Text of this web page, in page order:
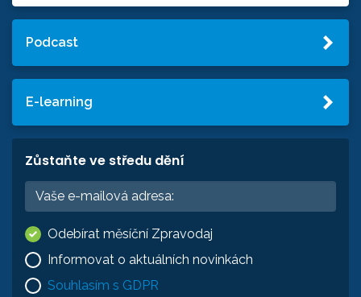
Podcast
E-learning
Zůstaňte ve středu dění
Odebírat měsíční Zpravodaj
Informovat o aktuálních novinkách
Souhlasím s GDPR